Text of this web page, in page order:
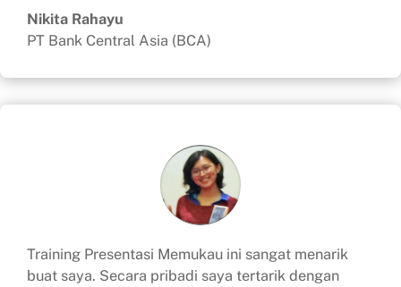
Nikita Rahayu
PT Bank Central Asia (BCA)
Training Presentasi Memukau ini sangat menarik
buat saya. Secara pribadi saya tertarik dengan